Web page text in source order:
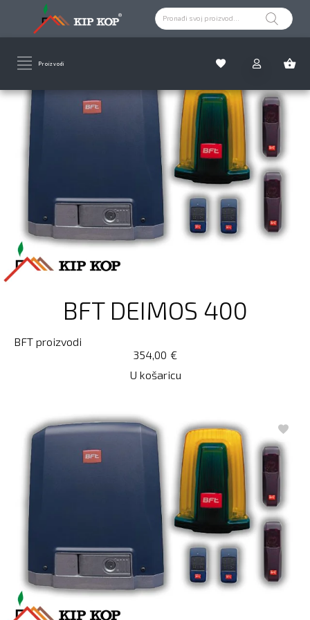
Proizvodi
BFT DEIMOS 400
BFT proizvodi
€
354,00
U košaricu